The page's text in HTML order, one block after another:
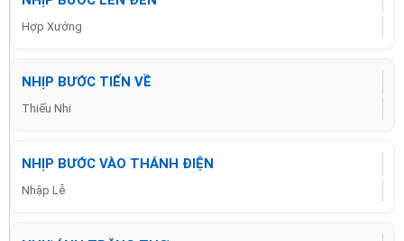
Hợp Xướng
NHỊP BƯỚC TIẾN VỀ
Thiếu Nhi
NHỊP BƯỚC VÀO THÁNH ĐIỆN
Nhập Lễ